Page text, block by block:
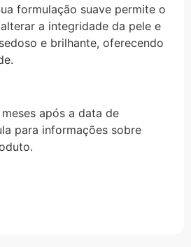
formulação suave permite o
a integridade da pele e
e brilhante, oferecendo
após a data de
para informações sobre